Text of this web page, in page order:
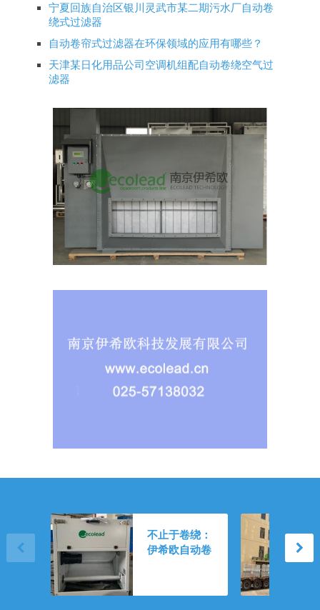
宁夏回族自治区银川灵武市某二期污水厂自动卷
绕式过滤器
自动卷帘式过滤器在环保领域的应用有哪些？
天津某日化用品公司空调机组配自动卷绕空气过
滤器
不止于卷绕：
伊希欧自动卷
慧”与“维护减
静默织网，恒净
如初：伊希欧自
动卷绕式空气过
滤器的“动态覆
盖”哲学